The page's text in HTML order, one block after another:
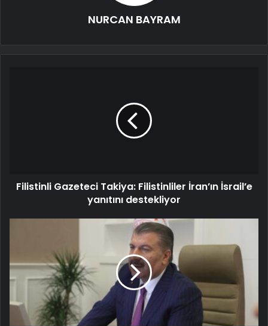
NURCAN BAYRAM
Filistinli Gazeteci Takiya: Filistinliler İran’ın İsrail’e
yanıtını destekliyor